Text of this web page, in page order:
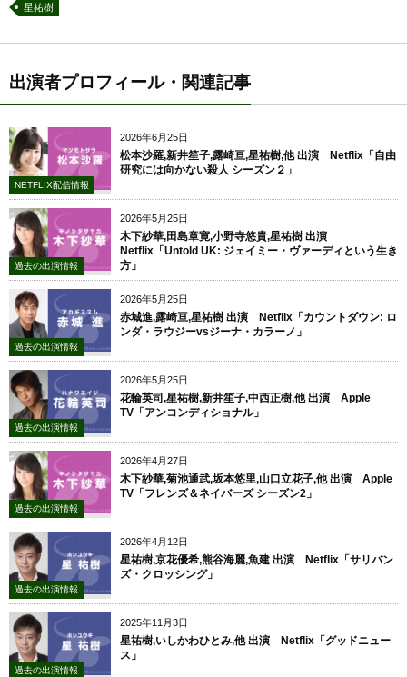
星祐樹
出演者プロフィール・関連記事
2026年6月25日
NETFLIX配信情報
松本沙羅,新井笙子,露崎亘,星祐樹,他 出演 Netflix「自由
研究には向かない殺人 シーズン２」
2026年5月25日
過去の出演情報
木下紗華,田島章寛,小野寺悠貴,星祐樹 出演
Netflix「Untold UK: ジェイミー・ヴァーディという生き
方」
2026年5月25日
過去の出演情報
赤城進,露崎亘,星祐樹 出演 Netflix「カウントダウン: ロ
ンダ・ラウジーvsジーナ・カラーノ」
2026年5月25日
過去の出演情報
花輪英司,星祐樹,新井笙子,中西正樹,他 出演 Apple
TV「アンコンディショナル」
2026年4月27日
過去の出演情報
木下紗華,菊池通武,坂本悠里,山口立花子,他 出演 Apple
TV「フレンズ＆ネイバーズ シーズン2」
2026年4月12日
過去の出演情報
星祐樹,京花優希,熊谷海麗,魚建 出演 Netflix「サリバン
ズ・クロッシング 」
2025年11月3日
過去の出演情報
星祐樹,いしかわひとみ,他 出演 Netflix「グッドニュー
ス」